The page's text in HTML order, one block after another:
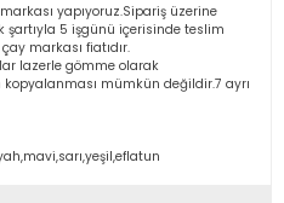
yapıyoruz.Sipariş üzerine
5 işgünü içerisinde teslim
markası fiatıdır.
lazerle gömme olarak
kopyalanması mümkün değildir.7 ayrı